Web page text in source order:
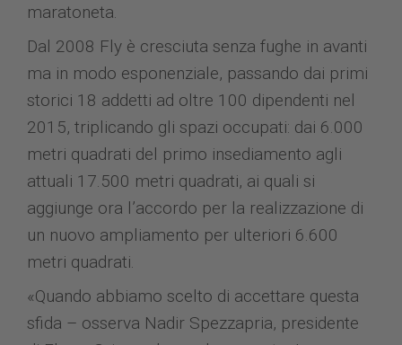
maratoneta.
Dal 2008 Fly è cresciuta senza fughe in avanti
ma in modo esponenziale, passando dai primi
storici 18 addetti ad oltre 100 dipendenti nel
2015, triplicando gli spazi occupati: dai 6.000
metri quadrati del primo insediamento agli
attuali 17.500 metri quadrati, ai quali si
aggiunge ora l’accordo per la realizzazione di
un nuovo ampliamento per ulteriori 6.600
metri quadrati.
«Quando abbiamo scelto di accettare questa
sfida – osserva Nadir Spezzapria, presidente